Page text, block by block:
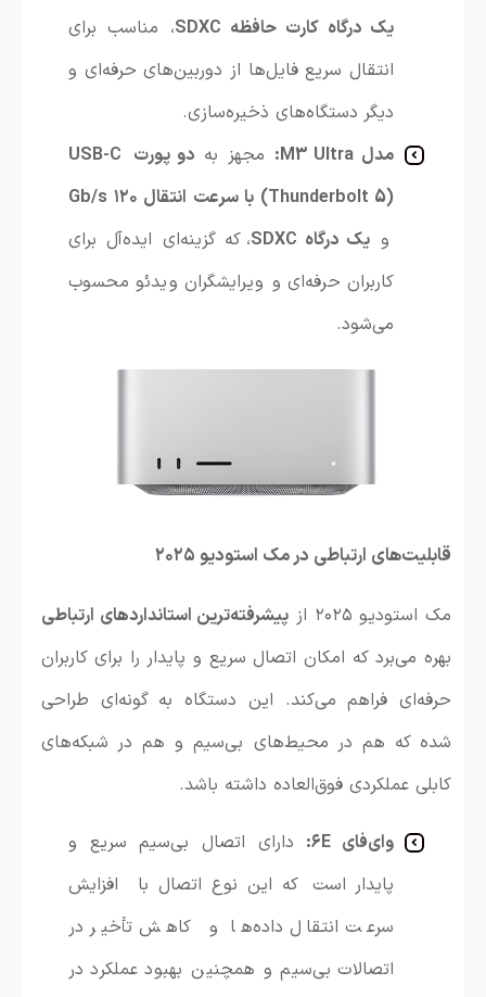
یک درگاه کارت حافظه SDXC
، مناسب برای
انتقال سریع فایل‌ها از دوربین‌های حرفه‌ای و
دیگر دستگاه‌های ذخیره‌سازی.
مدل M3 Ultra:
مجهز به
دو پورت USB-C
(Thunderbolt 5) با سرعت انتقال ۱۲۰ Gb/s
و یک درگاه SDXC
، که گزینه‌ای ایده‌آل برای
کاربران حرفه‌ای و ویرایشگران ویدئو محسوب
می‌شود.
قابلیت‌های ارتباطی در مک استودیو ۲۰۲۵
مک استودیو ۲۰۲۵ از
پیشرفته‌ترین استانداردهای ارتباطی
بهره می‌برد که امکان اتصال سریع و پایدار را برای کاربران
حرفه‌ای فراهم می‌کند. این دستگاه به گونه‌ای طراحی
شده که هم در محیط‌های بی‌سیم و هم در شبکه‌های
کابلی عملکردی فوق‌العاده داشته باشد.
وای‌فای ۶E:
دارای اتصال بی‌سیم سریع و
پایدار است که این نوع اتصال با افزایش
سرعت انتقال داده‌ها و کاهش تأخیر در
اتصالات بی‌سیم و همچنین بهبود عملکرد در